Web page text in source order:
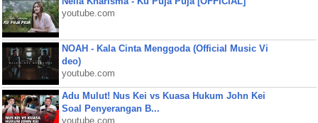
youtube.com
NOAH - Kala Cinta Menggoda (Official Music Vi
deo)
youtube.com
Adu Mulut! Nus Kei vs Kuasa Hukum John Kei
Soal Penyerangan B...
youtube.com